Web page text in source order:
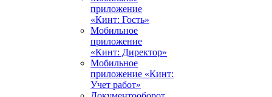
приложение
«Кинт: Гость»
Мобильное
приложение
«Кинт: Директор»
Мобильное
приложение «Кинт:
Учет работ»